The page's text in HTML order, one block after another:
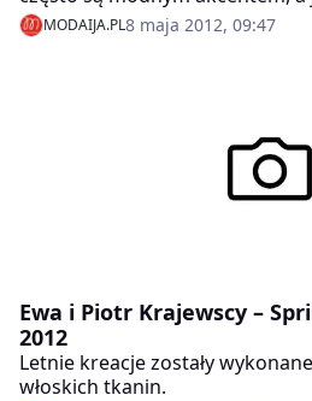
podkreślają osobowość. Mowa
dodatkach. Odpowiednio
MODAIJA.PL8 maja 2012, 09:47
Ewa i Piotr Krajewscy –
2012
Letnie kreacje zostały
włoskich tkanin.